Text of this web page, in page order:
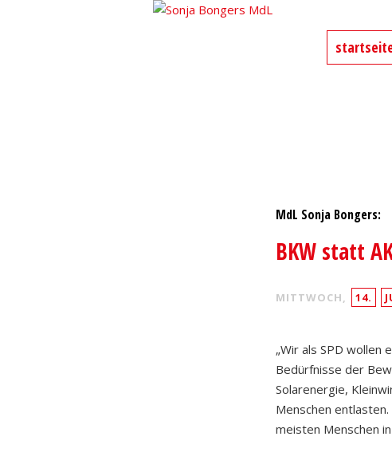
Sonja Bongers
MdL Sonja Bongers:
BKW statt
MITTWOCH, 14.
„Wir als SPD wollen
Bedürfnisse der
Solarenergie,
Menschen
meisten Menschen